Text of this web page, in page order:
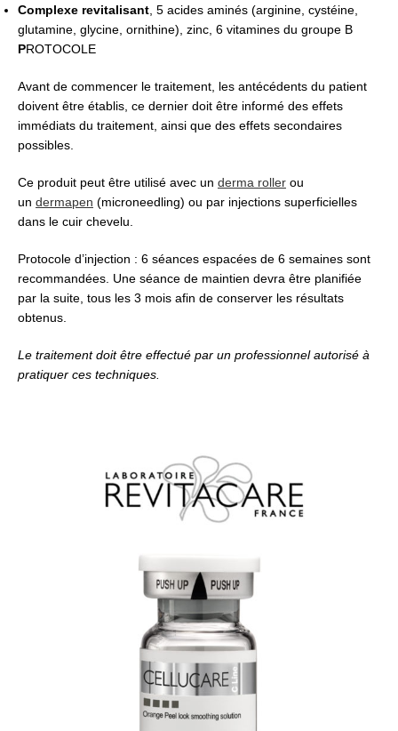
Complexe revitalisant , 5 acides aminés (arginine, cystéine,
glutamine, glycine, ornithine), zinc, 6 vitamines du groupe B
PROTOCOLE
Avant de commencer le traitement, les antécédents du patient
doivent être établis, ce dernier doit être informé des effets
immédiats du traitement, ainsi que des effets secondaires
possibles.
Ce produit peut être utilisé avec un derma roller ou
un dermapen (microneedling) ou par injections superficielles
dans le cuir chevelu.
Protocole d’injection : 6 séances espacées de 6 semaines sont
recommandées. Une séance de maintien devra être planifiée
par la suite, tous les 3 mois afin de conserver les résultats
obtenus.
Le traitement doit être effectué par un professionnel autorisé à
pratiquer ces techniques.